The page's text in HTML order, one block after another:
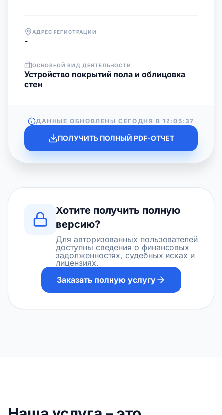
АДРЕС РЕГИСТРАЦИИ
-
ОСНОВНОЙ ВИД ДЕЯТЕЛЬНОСТИ
Устройство покрытий пола и облицовка
стен
ДАННЫЕ ОБНОВЛЕНЫ СЕГОДНЯ В12:05:37
ПОЛУЧИТЬ ПОЛНЫЙ PDF-ОТЧЕТ
Хотите получить полную
версию?
Для авторизованных пользователей
доступны сведения о финансовых
задолженностях, судебных исках и
лицензиях.
Заказать полную услугу